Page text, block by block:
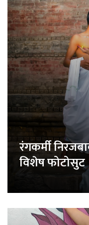
रंगकर्मी
विशेष फोटोसुट